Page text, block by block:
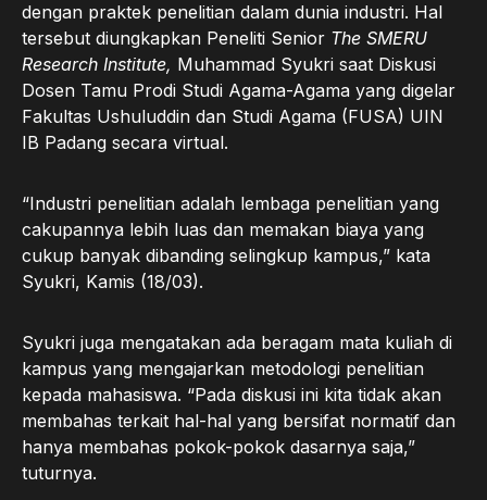
dengan praktek penelitian dalam dunia industri. Hal
tersebut diungkapkan Peneliti Senior The SMERU
Research Institute, Muhammad Syukri saat Diskusi
Dosen Tamu Prodi Studi Agama-Agama yang digelar
Fakultas Ushuluddin dan Studi Agama (FUSA) UIN
IB Padang secara virtual.
“Industri penelitian adalah lembaga penelitian yang
cakupannya lebih luas dan memakan biaya yang
cukup banyak dibanding selingkup kampus,” kata
Syukri, Kamis (18/03).
Syukri juga mengatakan ada beragam mata kuliah di
kampus yang mengajarkan metodologi penelitian
kepada mahasiswa. “Pada diskusi ini kita tidak akan
membahas terkait hal-hal yang bersifat normatif dan
hanya membahas pokok-pokok dasarnya saja,”
tuturnya.